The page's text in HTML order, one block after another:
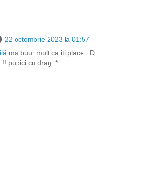
22 octombrie 2023 la 01:57
ma buur mult ca iti place. :D
!! pupici cu drag :*